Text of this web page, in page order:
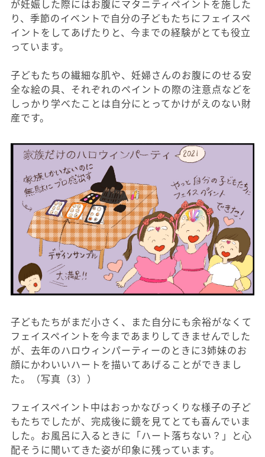
が妊娠した際にはお腹にマタニティペイントを施した
り、季節のイベントで自分の子どもたちにフェイスペ
イントをしてあげたりと、今までの経験がとても役立
っています。
子どもたちの繊細な肌や、妊婦さんのお腹にのせる安
全な絵の具、それぞれのペイントの際の注意点などを
しっかり学べたことは自分にとってかけがえのない財
産です。
子どもたちがまだ小さく、また自分にも余裕がなくて
フェイスペイントを今まであまりしてきませんでした
が、去年のハロウィンパーティーのときに3姉妹のお
顔にかわいいハートを描いてあげることができまし
た。（写真（3））
フェイスペイント中はおっかなびっくりな様子の子ど
もたちでしたが、完成後に鏡を見てとても喜んでいま
した。お風呂に入るときに「ハート落ちない？」と心
配そうに聞いてきた姿が印象に残っています。